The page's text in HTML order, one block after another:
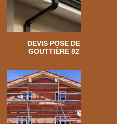
DEVIS POSE DE
GOUTTIÈRE 82